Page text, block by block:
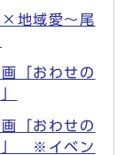
×地域愛〜尾
「おわせの
「おわせの
」 ※イベン